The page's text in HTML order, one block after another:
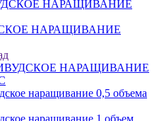
НАРАЩИВАНИЕ
НАРАЩИВАНИЕ
наращивание 0,5 объема
наращивание 1 объем